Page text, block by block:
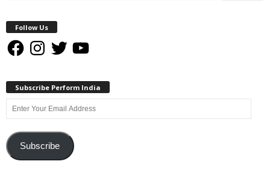
Follow Us
FacebookInstagram
Twitter YouTube
Subscribe Perform India
Enter
Your
AddressSubscribe